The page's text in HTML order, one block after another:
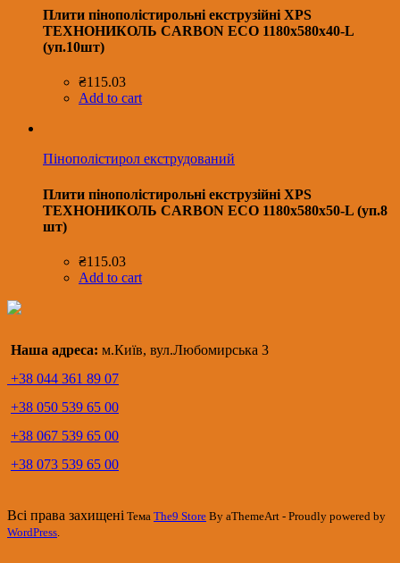
Плити пінополістирольні екструзійні XPS
ТЕХНОНИКОЛЬ CARBON ECO 1180х580х40-L
(уп.10шт)
₴115.03
Add to cart
Пінополістирол екструдований
Плити пінополістирольні екструзійні XPS
ТЕХНОНИКОЛЬ CARBON ECO 1180х580х50-L (уп.8
шт)
₴115.03
Add to cart
Наша адреса: м.Київ, вул.Любомирська 3
+38 044 361 89 07
+38 050 539 65 00
+38 067 539 65 00
+38 073 539 65 00
Всі права захищені Тема The9 Store By aThemeArt - Proudly powered by
WordPress